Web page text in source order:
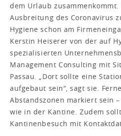
dem Urlaub
Ausbreitung des Coronavirus
Hygiene schon am
Kerstin Heiserer von der auf
spezialisierten
Management Consulting mit
Passau. „Dort sollte eine
aufgebaut sein“, sagt sie.
Abstandszonen markiert sein
wie in der Kantine. Zudem
Kantinenbesuch mit